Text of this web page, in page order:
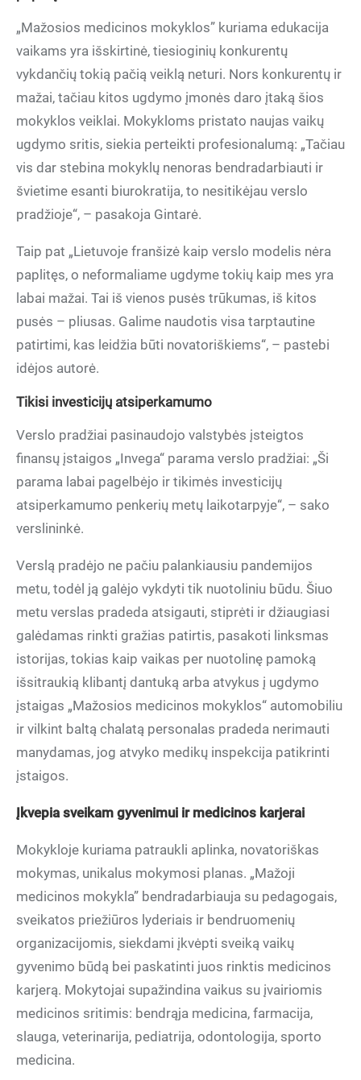
„Mažosios medicinos mokyklos” kuriama edukacija
vaikams yra išskirtinė, tiesioginių konkurentų
vykdančių tokią pačią veiklą neturi. Nors konkurentų ir
mažai, tačiau kitos ugdymo įmonės daro įtaką šios
mokyklos veiklai. Mokykloms pristato naujas vaikų
ugdymo sritis, siekia perteikti profesionalumą: „Tačiau
vis dar stebina mokyklų nenoras bendradarbiauti ir
švietime esanti biurokratija, to nesitikėjau verslo
pradžioje“, – pasakoja Gintarė.
Taip pat „Lietuvoje franšizė kaip verslo modelis nėra
paplitęs, o neformaliame ugdyme tokių kaip mes yra
labai mažai. Tai iš vienos pusės trūkumas, iš kitos
pusės – pliusas. Galime naudotis visa tarptautine
patirtimi, kas leidžia būti novatoriškiems“, – pastebi
idėjos autorė.
Tikisi investicijų atsiperkamumo
Verslo pradžiai pasinaudojo valstybės įsteigtos
finansų įstaigos „Invega“ parama verslo pradžiai: „Ši
parama labai pagelbėjo ir tikimės investicijų
atsiperkamumo penkerių metų laikotarpyje“, – sako
verslininkė.
Verslą pradėjo ne pačiu palankiausiu pandemijos
metu, todėl ją galėjo vykdyti tik nuotoliniu būdu. Šiuo
metu verslas pradeda atsigauti, stiprėti ir džiaugiasi
galėdamas rinkti gražias patirtis, pasakoti linksmas
istorijas, tokias kaip vaikas per nuotolinę pamoką
išsitraukią klibantį dantuką arba atvykus į ugdymo
įstaigas „Mažosios medicinos mokyklos“ automobiliu
ir vilkint baltą chalatą personalas pradeda nerimauti
manydamas, jog atvyko medikų inspekcija patikrinti
įstaigos.
Įkvepia sveikam gyvenimui ir medicinos karjerai
Mokykloje kuriama patraukli aplinka, novatoriškas
mokymas, unikalus mokymosi planas. „Mažoji
medicinos mokykla” bendradarbiauja su pedagogais,
sveikatos priežiūros lyderiais ir bendruomenių
organizacijomis, siekdami įkvėpti sveiką vaikų
gyvenimo būdą bei paskatinti juos rinktis medicinos
karjerą. Mokytojai supažindina vaikus su įvairiomis
medicinos sritimis: bendrąja medicina, farmacija,
slauga, veterinarija, pediatrija, odontologija, sporto
medicina.